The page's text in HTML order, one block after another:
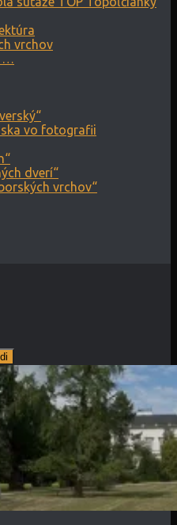
vrchov
…
vo fotografii
dverí“
vrchov“